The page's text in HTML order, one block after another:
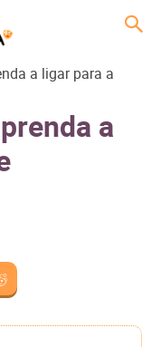
a ligar para a
a